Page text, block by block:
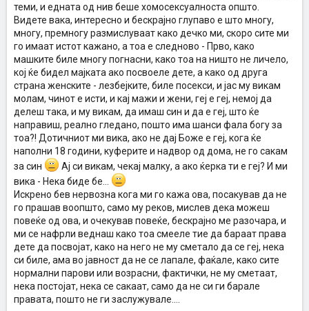
теми, и едната од нив беше хомосексуалноста општо.
Видете вака, интересно и бескрајно глупаво е што многу,
многу, премногу размислуваат како дечко ми, скоро сите ми
го имаат истот кажано, а тоа е следново - Прво, како
машките биле многу погнасни, како тоа на ништо не личело,
кој ќе бидел мајката ако посвоеле дете, а како од друга
страна женските - лезбејките, биле посекси, и јас му викам
молам, чинот е исти, и кај мажи и жени, геј е геј, немој да
делеш така, и му викам, да имаш син и да е геј, што ќе
направиш, реално гледано, пошто има шанси фала богу за
тоа?! Дотичниот ми вика, ако не дај Боже е геј, кога ќе
наполни 18 години, куферите и надвор од дома, не го сакам
за син
Ај си викам, чекај малку, а ако ќерка ти е геј? И ми
вика - Нека биде бе...
Искрено бев нервозна кога ми го кажа ова, посакував да не
го прашав воопшто, само му реков, мислев дека можеш
повеќе од ова, и очекував повеќе, бескрајно ме разочара, и
ми се нафрли веднаш како тоа смееле тие да бараат права
дете да посвојат, како на него не му сметало да се геј, нека
си биле, ама во јавност да не се лапале, фаќале, како сите
нормални парови или возрасни, фактички, не му сметаат,
нека постојат, нека се сакаат, само да не си ги барале
правата, пошто не ги заслужувале....